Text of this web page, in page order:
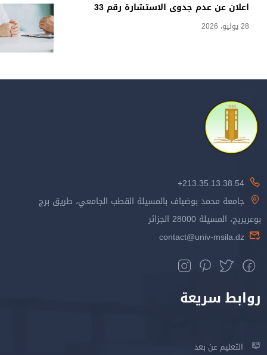
اعلان عن عدم جدوى الاستشارة رقم 33
28 يوليو، 2026
213.35.13.38.54+
جامعة محمد بوضياف بالمسيلة القطب الجامعي، طريق برج
بوعريريج، المسيلة 28000 الجزائر
contact@univ-msila.dz
روابط سريعة
التعليم عن بعد